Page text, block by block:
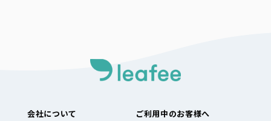
会社について ご利用中のお客様へ